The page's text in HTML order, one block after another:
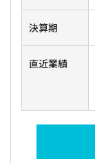
決算期
直近業績